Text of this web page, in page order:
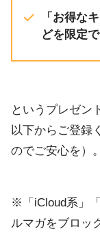
「お得な
どを限定
というプレゼン
以下からご登録
のでご安心を）。
※「iCloud系」
ルマガをブロッ